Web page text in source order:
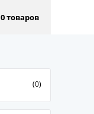
0 товаров
(0)